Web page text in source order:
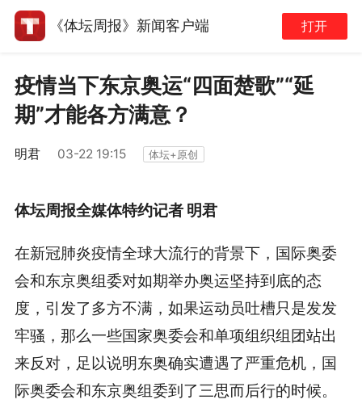
《体坛周报》新闻客户端 打开
疫情当下东京奥运“四面楚歌”“延
期”才能各方满意？
明君 03-22 19:15 体坛+原创
体坛周报全媒体特约记者 明君
在新冠肺炎疫情全球大流行的背景下，国际奥委
会和东京奥组委对如期举办奥运坚持到底的态
度，引发了多方不满，如果运动员吐槽只是发发
牢骚，那么一些国家奥委会和单项组织组团站出
来反对，足以说明东奥确实遭遇了严重危机，国
际奥委会和东京奥组委到了三思而后行的时候。